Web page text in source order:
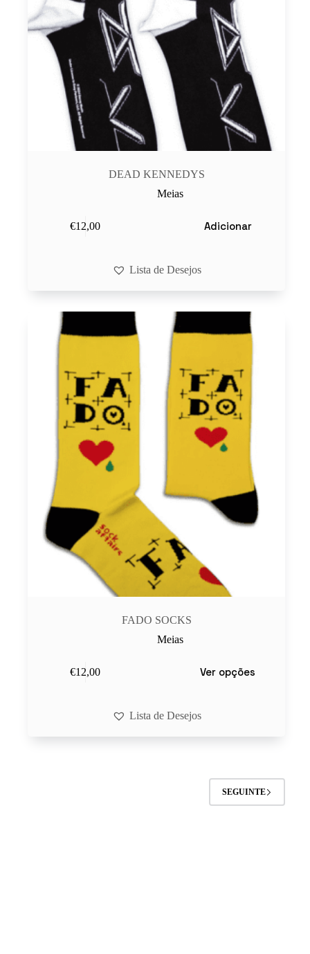
DEAD KENNEDYS
Meias
€12,00 Adicionar
Lista de Desejos
FADO SOCKS
Meias
€12,00 Ver opções
options
Lista de Desejos
SEGUINTE